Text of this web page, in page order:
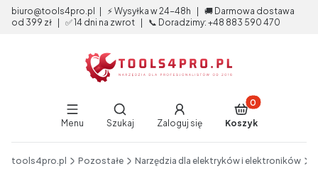
biuro@tools4pro.pl | ⚡ Wysyłka w 24-48h | 🚚 Darmowa dostawa
od 399 zł | ✅ 14 dni na zwrot | 📞 Doradzimy: +48 883 590 470
Menu
Otwórz wyszukiwarkę
Szukaj Zaloguj się
Produkty w
Koszyk
tools4pro.pl Pozostałe Narzędzia dla elektryków i elektroników